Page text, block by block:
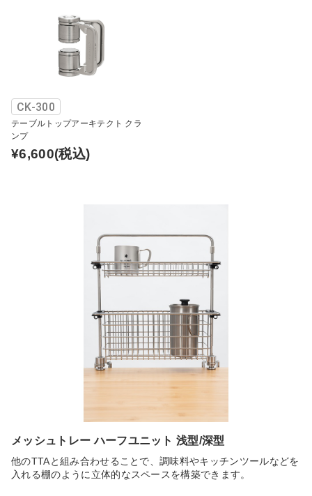
CK-300
テーブルトップアーキテクト クラ
ンプ
¥6,600(税込)
メッシュトレー ハーフユニット 浅型/深型
他のTTAと組み合わせることで、調味料やキッチンツールなどを
入れる棚のように立体的なスペースを構築できます。